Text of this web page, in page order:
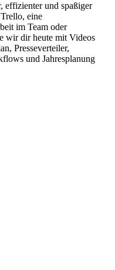
effizienter und spaßiger
eine
im Team oder
wir dir heute mit Videos
Presseverteiler,
und Jahresplanung